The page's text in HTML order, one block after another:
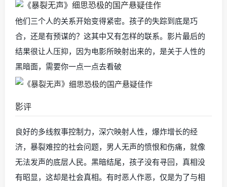
他们三个人的关系开始变得紧密。孩子的失踪到底是巧
合，还是有预谋的？这其中又有怎样的联系。影片最后的
结果很让人压抑，因为电影所映射出来的，是关于人性的
黑暗面，需要你一点一点去看破
影评
良好的多线叙事控制力，深穴映射人性，爆炸增长的经
济，暴裂难控的社会问题，男人无声的愤恨和伤痛，就像
无法发声的底层人民。黑暗结尾，孩子没有寻回，真相没
有昭显，这却是社会真相。有时恶人作恶，仅是为了与相